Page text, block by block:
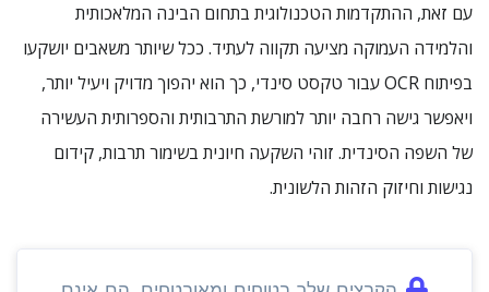
עם זאת, ההתקדמות הטכנולוגית בתחום הבינה המלאכותית
והלמידה העמוקה מציעה תקווה לעתיד. ככל שיותר משאבים יושקעו
בפיתוח OCR עבור טקסט סינדי, כך הוא יהפוך מדויק ויעיל יותר,
ויאפשר גישה רחבה יותר למורשת התרבותית והספרותית העשירה
של השפה הסינדית. זוהי השקעה חיונית בשימור תרבות, קידום
נגישות וחיזוק הזהות הלשונית.